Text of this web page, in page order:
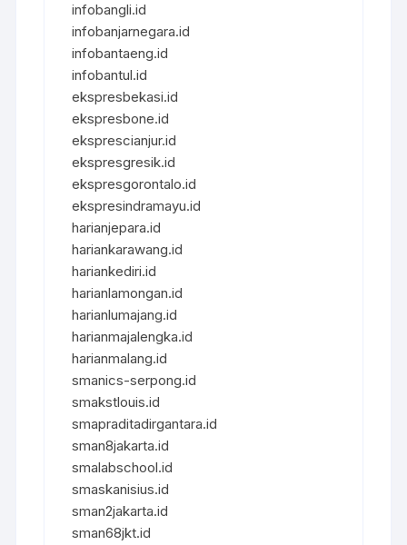
infobangli.id
infobanjarnegara.id
infobantaeng.id
infobantul.id
ekspresbekasi.id
ekspresbone.id
eksprescianjur.id
ekspresgresik.id
ekspresgorontalo.id
ekspresindramayu.id
harianjepara.id
hariankarawang.id
hariankediri.id
harianlamongan.id
harianlumajang.id
harianmajalengka.id
harianmalang.id
smanics-serpong.id
smakstlouis.id
smapraditadirgantara.id
sman8jakarta.id
smalabschool.id
smaskanisius.id
sman2jakarta.id
sman68jkt.id